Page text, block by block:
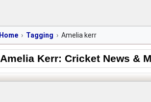
Home Tagging Amelia kerr
Amelia Kerr: Cricket News &